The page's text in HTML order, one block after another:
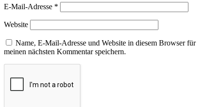
E-Mail-Adresse *
Website
Name, E-Mail-Adresse und Website in diesem Browser für
meinen nächsten Kommentar speichern.